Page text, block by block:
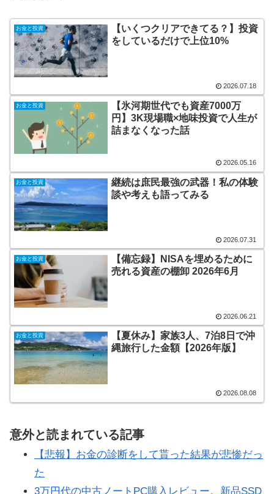
お金と投資
【いくつクリアできてる？】投資
をしているだけで上位10%
2026.07.18
お金と投資
【氷河期世代でも資産7000万
円】3K現場職×地味投資で人生が
詰まなくなった話
2026.05.16
お金と投資
継続は庶民最強の武器！私の体験
談や考えも語ってみる
2026.07.31
お金と投資
【備忘録】NISAを埋めるために
売れる資産の棚卸 2026年6月
2026.06.21
お金と投資
【夏休み】家族3人、7泊8日で沖
縄旅行した金額【2026年版】
2026.08.08
意外と読まれている記事
【悲報】お金の診断をして貰った結果が悲惨だっ
た
3万円代の中古ノートPC購入レビュー。新品SSD